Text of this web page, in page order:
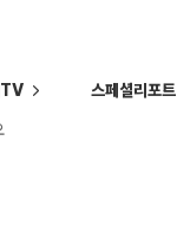
TV 스페셜리포트